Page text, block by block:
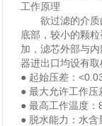
工作原理
欲过滤的介质由
底部，较小的颗
加，滤芯外部与
器进出口均设有取
● 起始压差：
● 最大允许工作压
● 最高工作温度
● 脱水能力：水含